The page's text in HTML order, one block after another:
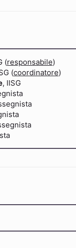
(responsabile)
(coordinatore)
, IISG